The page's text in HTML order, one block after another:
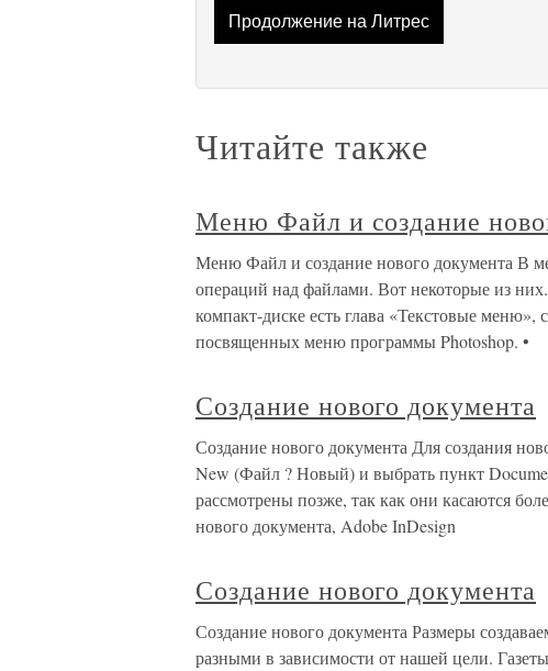
Продолжение на Литрес
Читайте также
Меню Файл и создание
Меню Файл и создание нового документа В
операций над файлами. Вот некоторые
компакт-диске есть глава «Текстовые меню»,
посвященных меню программы Photoshop. •
Создание нового документа
Создание нового документа Для создания
New (Файл ? Новый) и выбрать пункт
рассмотрены позже, так как они касаются
нового документа, Adobe InDesign
Создание нового документа
Создание нового документа Размеры
разными в зависимости от нашей цели.